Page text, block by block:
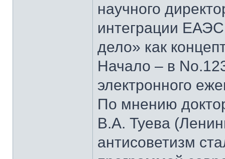
научного
интеграции
дело» как
Начало – в
электронного
По мнению
В.А. Туева
антисоветизм